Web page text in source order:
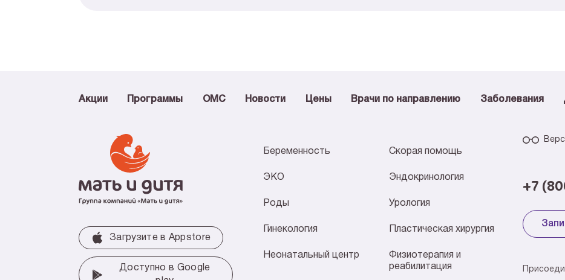
Акции Программы ОМС Новости Цены Врачи по направлению Заболевания
+7
Загрузите в Аррstore
Доступно в Google
Беременность
ЭКО
Роды
Гинекология
Неонатальный центр
Скорая помощь
Эндокринология
Урология
Пластическая хирургия
Физиотерапия и
реабилитация